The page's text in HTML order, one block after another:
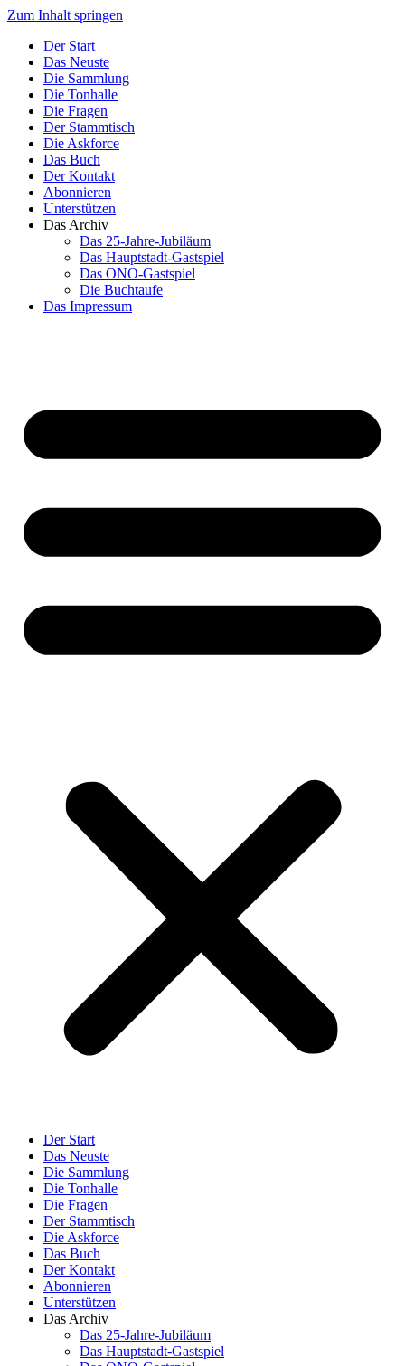
Zum Inhalt springen
Der Start
Das Neuste
Die Sammlung
Die Tonhalle
Die Fragen
Der Stammtisch
Die Askforce
Das Buch
Der Kontakt
Abonnieren
Unterstützen
Das Archiv
Das 25-Jahre-Jubiläum
Das Hauptstadt-Gastspiel
Das ONO-Gastspiel
Die Buchtaufe
Das Impressum
Der Start
Das Neuste
Die Sammlung
Die Tonhalle
Die Fragen
Der Stammtisch
Die Askforce
Das Buch
Der Kontakt
Abonnieren
Unterstützen
Das Archiv
Das 25-Jahre-Jubiläum
Das Hauptstadt-Gastspiel